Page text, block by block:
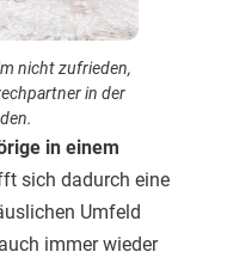
nicht zufrieden,
in der
in einem
sich dadurch eine
Umfeld
immer wieder